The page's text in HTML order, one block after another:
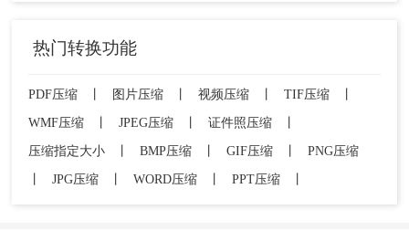
热门转换功能
PDF压缩 图片压缩 视频压缩 TIF压缩
WMF压缩
JPEG压缩 证件照压缩
压缩指定大小
BMP压缩 GIF压缩
PNG压缩
JPG压缩 WORD压缩 PPT压缩